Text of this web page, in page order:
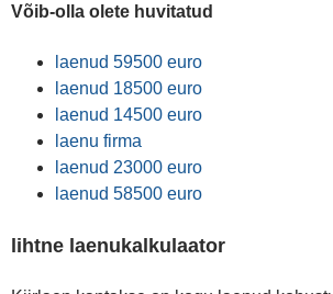
Võib-olla olete huvitatud
laenud 59500 euro
laenud 18500 euro
laenud 14500 euro
laenu firma
laenud 23000 euro
laenud 58500 euro
lihtne laenukalkulaator